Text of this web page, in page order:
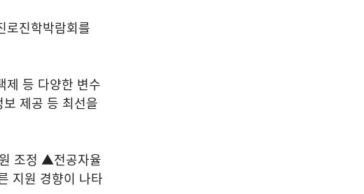
로진학박람회를
제 등 다양한 변수
제공 등 최선을
조정 ▲전공자율
지원 경향이 나타